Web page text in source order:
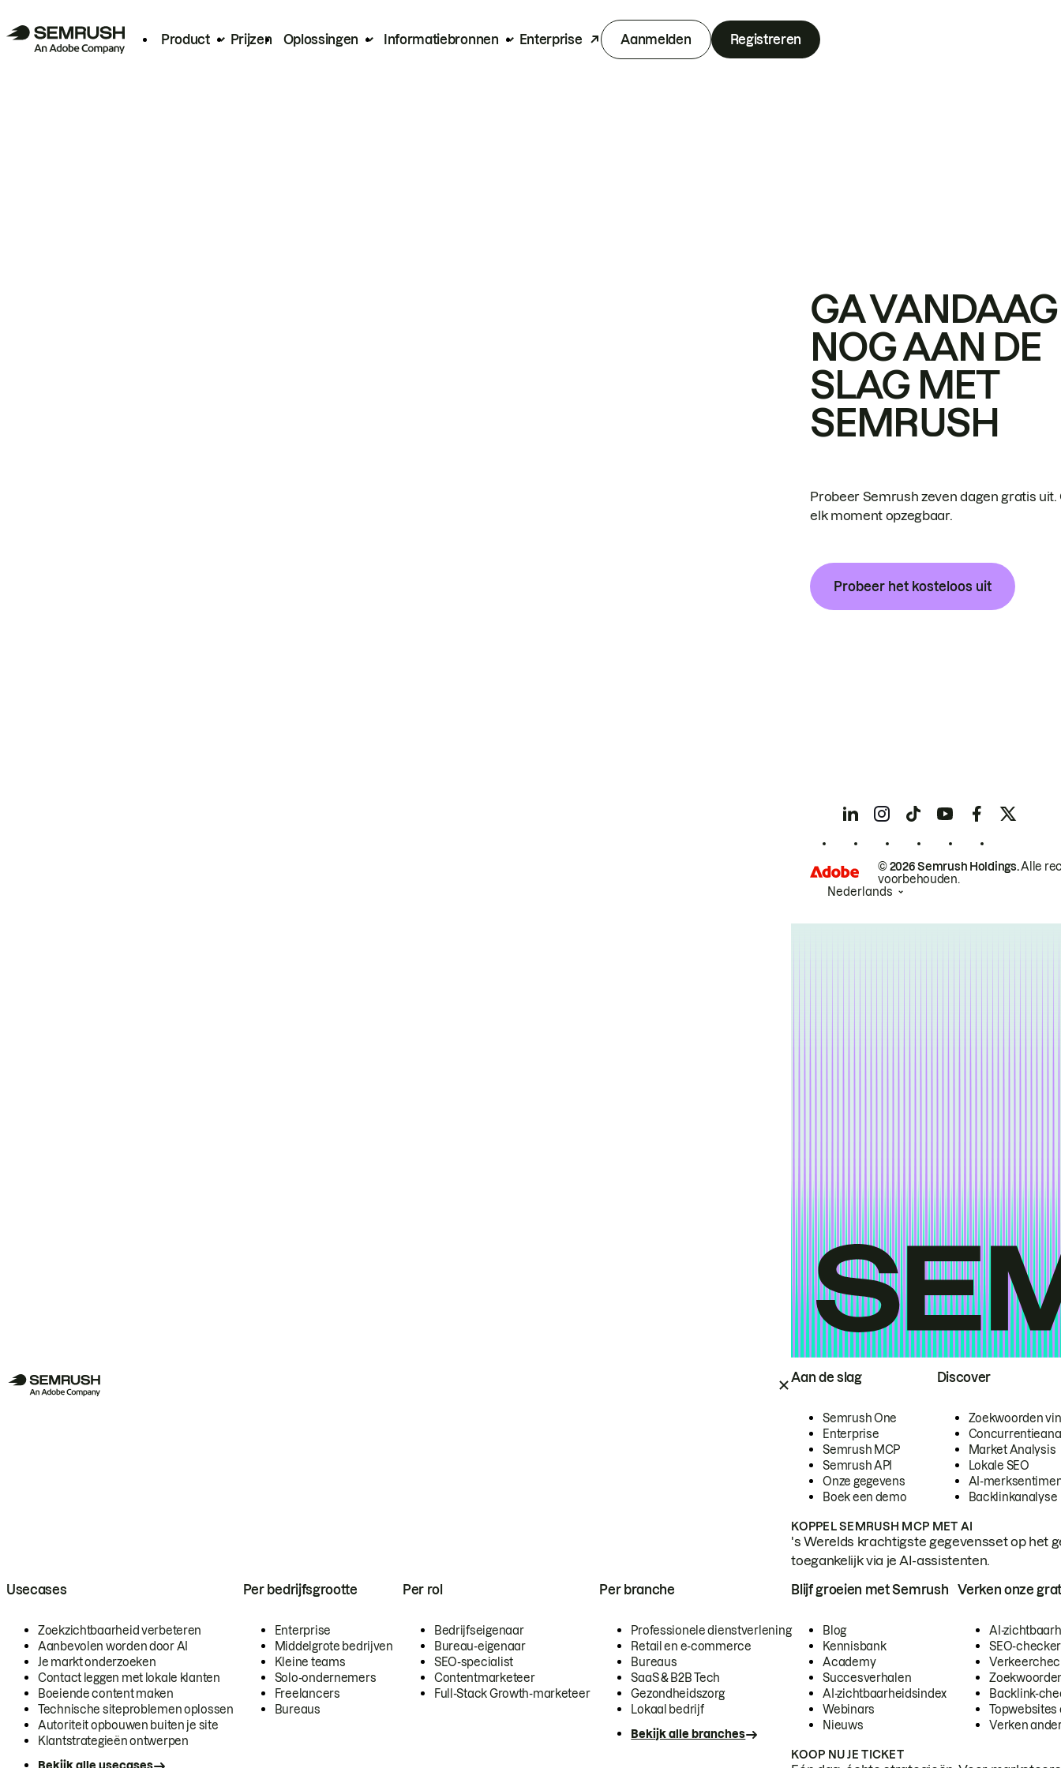
Product Prijzen Oplossingen Informatiebronnen Enterprise Aanmelden Registreren
Aan de slag
Semrush One
Enterprise
Semrush MCP
Semrush API
Onze gegevens
Boek een demo
Discover
Zoekwoorden
Market Analysis
Lokale SEO
AI-
Backlinkanalyse
KOPPEL SEMRUSH MCP MET AI
's Werelds krachtigste gegevensset op het
toegankelijk via je AI-assistenten.
Usecases
Zoekzichtbaarheid verbeteren
Aanbevolen worden door AI
Je markt onderzoeken
Contact leggen met lokale klanten
Boeiende content maken
Technische siteproblemen oplossen
Autoriteit opbouwen buiten je site
Klantstrategieën ontwerpen
Per bedrijfsgrootte
Enterprise
Middelgrote bedrijven
Kleine teams
Solo-ondernemers
Freelancers
Bureaus
Per rol
Bedrijfseigenaar
Bureau-eigenaar
SEO-specialist
Contentmarketeer
Full-Stack Growth-marketeer
Per branche
Professionele dienstverlening
Retail en e-commerce
Bureaus
SaaS & B2B Tech
Gezondheidszorg
Lokaal bedrijf
Bekijk alle branches
Blijf groeien met Semrush
Blog
Kennisbank
Academy
Succesverhalen
AI-zichtbaarheidsindex
Webinars
Nieuws
Verken onze
AI-
SEO-checker
Backlink-
Topwebsites
Verken
KOOP NU JE TICKET
GA VANDAAG
NOG AAN DE
SLAG MET
SEMRUSH
Probeer Semrush zeven dagen gratis uit.
elk moment opzegbaar.
Probeer het kosteloos uit
© 2026 Semrush Holdings.Alle
voorbehouden.
Nederlands